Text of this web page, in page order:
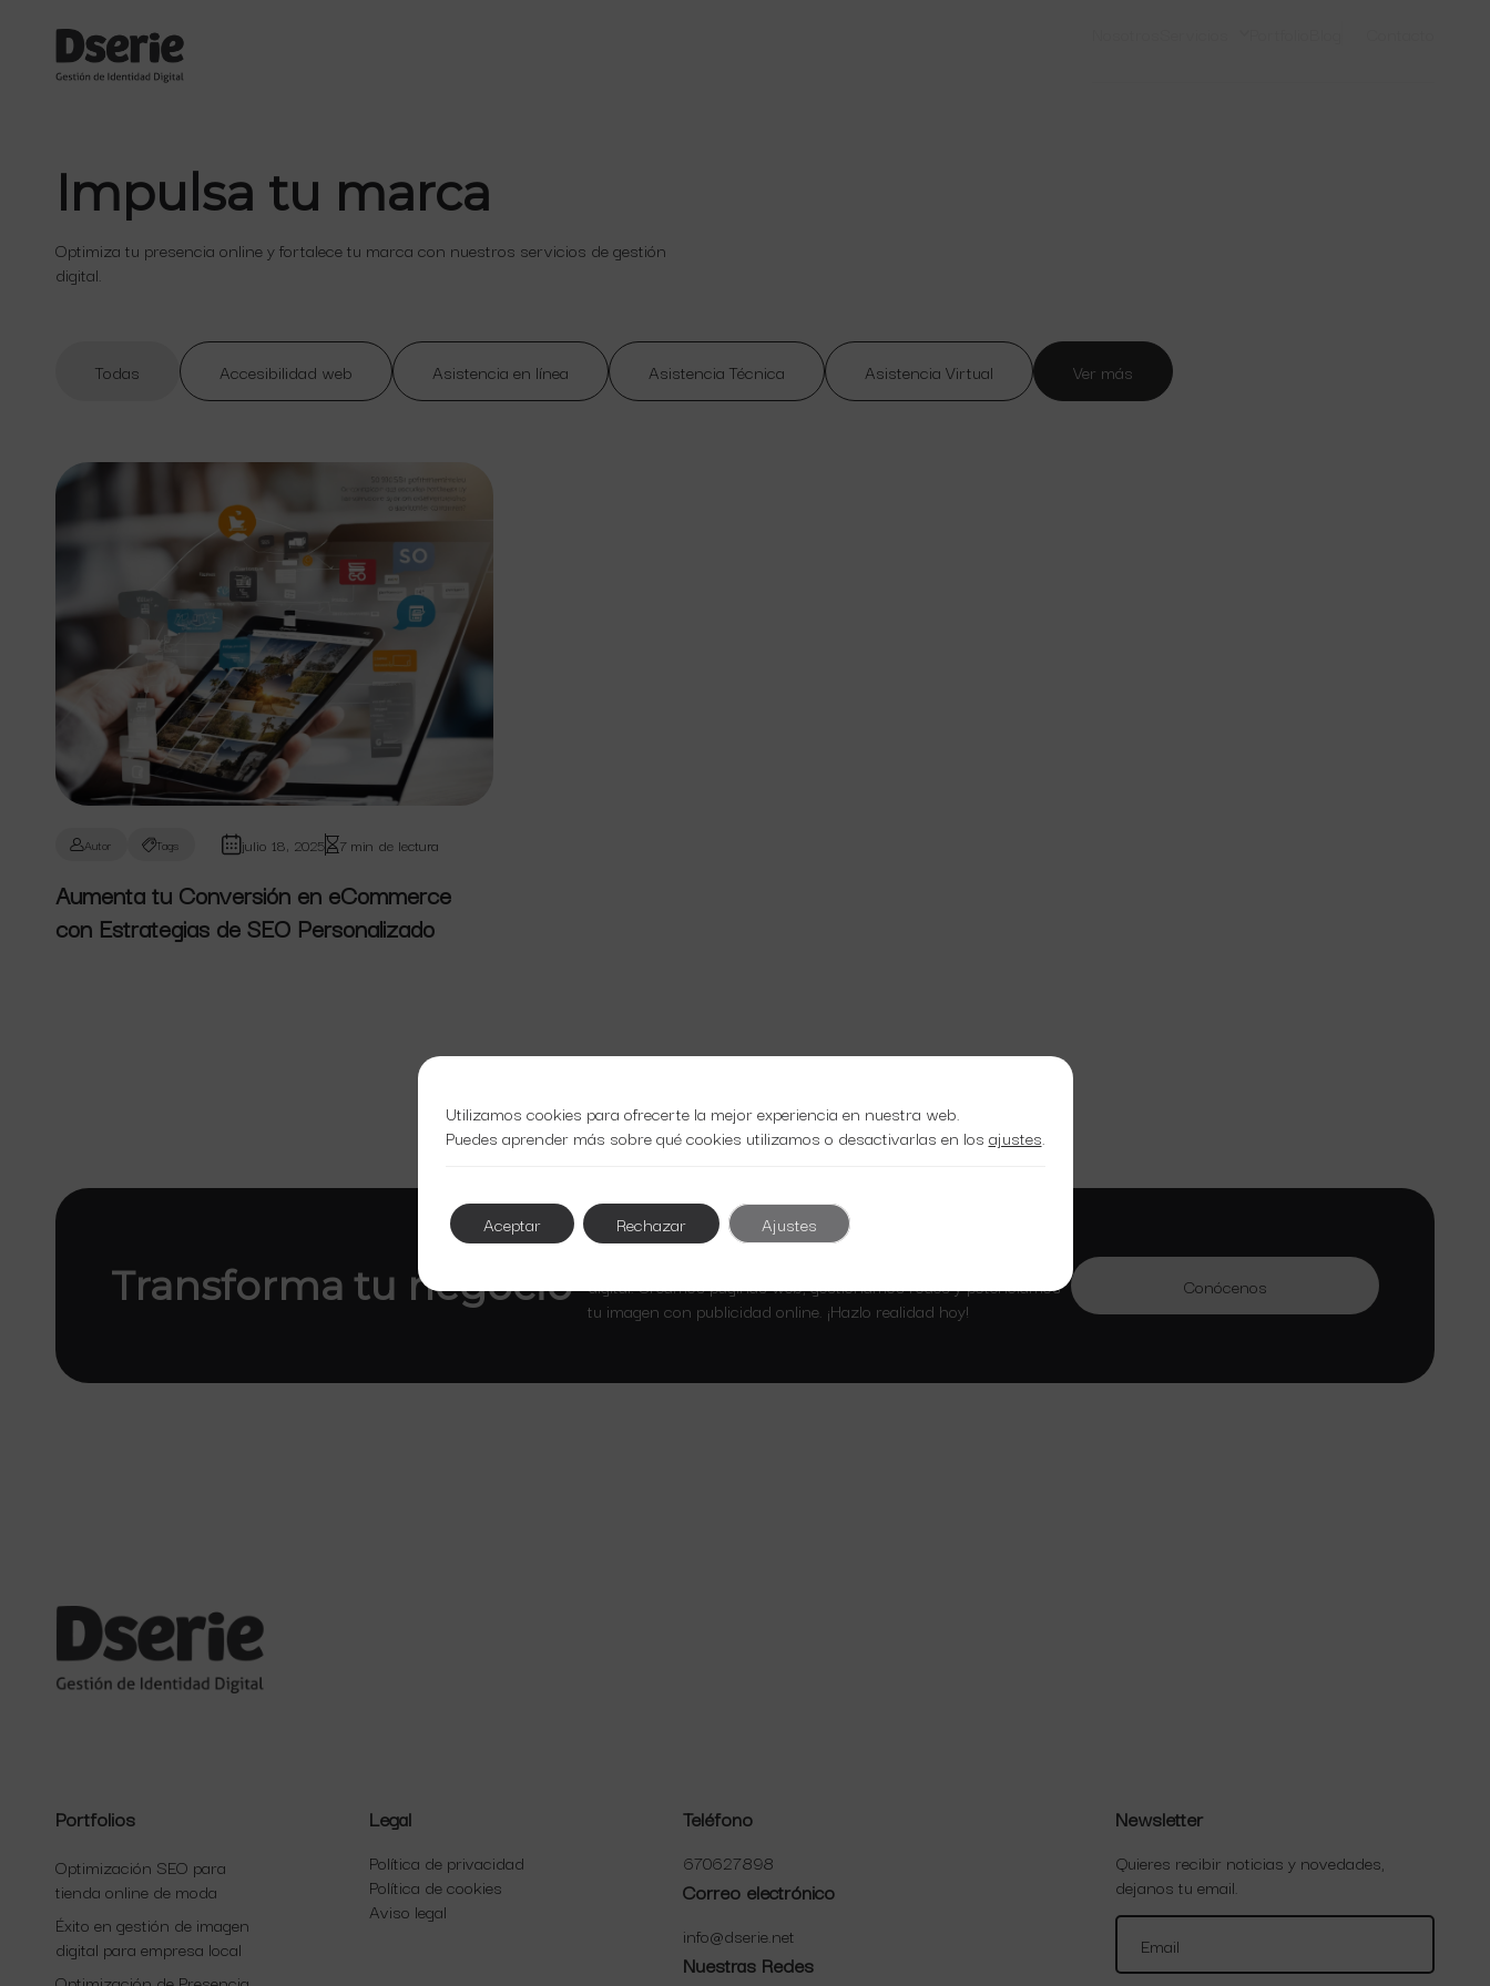
Impulsa tu marca
Optimiza tu presencia online y fortalece tu marca con nuestros servicios de gestión
digital.
Todas Accesibilidad web Asistencia en línea Asistencia Técnica Asistencia Virtual Ver más
Autor Tags julio 18, 2025 7 min de lectura
Aumenta tu Conversión en eCommerce
con Estrategias de SEO Personalizado
Transforma tu negocio digital. Creamos páginas web, gestionamos redes y potenciamos
tu imagen con publicidad online. ¡Hazlo realidad hoy!
Conócenos
Portfolios
Optimización SEO para
tienda online de moda
Éxito en gestión de imagen
digital para empresa local
Legal
Política de privacidad
Política de cookies
Aviso legal
Teléfono
670627898
Correo electrónico
info@dserie.net
Nuestras Redes
Newsletter
Quieres recibir noticias y novedades,
dejanos tu email.
Utilizamos cookies para ofrecerte la mejor experiencia en nuestra web.
Puedes aprender más sobre qué cookies utilizamos o desactivarlas en los ajustes
Aceptar Rechazar Ajustes